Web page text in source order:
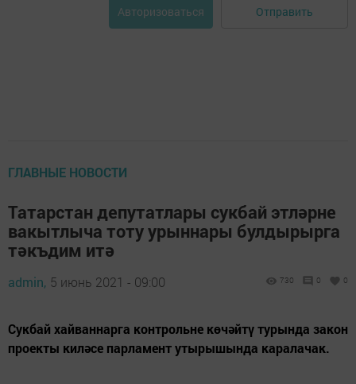
Авторизоваться Отправить
ГЛАВНЫЕ НОВОСТИ
Татарстан депутатлары сукбай этләрне
вакытлыча тоту урыннары булдырырга
тәкъдим итә
admin, 5 июнь 2021 - 09:00 730 0 0
Сукбай хайваннарга контрольне көчәйтү турында закон
проекты киләсе парламент утырышында каралачак.